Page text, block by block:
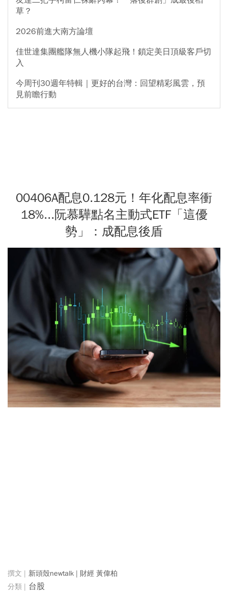
草？
2026前進大南方論壇
佳世達集團艦隊無人機小隊起飛！鎖定美日頂級客戶切
入
今周刊30週年特輯｜更好的台灣：回望精彩風雲，預
見前瞻行動
00406A配息0.128元！年化配息率衝
18%...阮慕驊點名主動式ETF「這優
勢」：成配息後盾
新頭殼newtalk | 財經 黃偉柏
台股